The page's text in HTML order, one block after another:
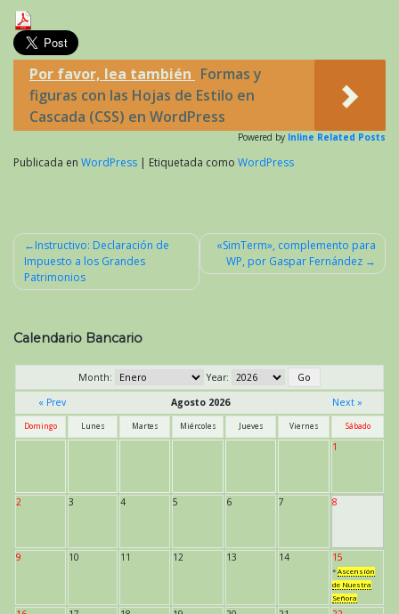
Por favor, lea también Formas y
figuras con las Hojas de Estilo en
Cascada (CSS) en WordPress
Powered by Inline Related Posts
Publicada en WordPress | Etiquetada como WordPress
Navegación
de
Instructivo: Declaración de
Impuesto a los Grandes
Patrimonios
«SimTerm», complemento para
WP, por Gaspar Fernández
Calendario Bancario
Month:
Year:
« Prev
Agosto 2026 Next »
Domingo Lunes Martes Miércoles Jueves Viernes Sábado
1
2 3 4 5 6 7 8
9 10 11 12 13 14 15
* Ascensión
de Nuestra
Señora